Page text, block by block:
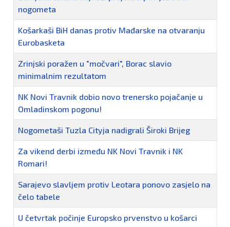
nogometa
Košarkaši BiH danas protiv Mađarske na otvaranju
Eurobasketa
Zrinjski poražen u "močvari", Borac slavio
minimalnim rezultatom
NK Novi Travnik dobio novo trenersko pojačanje u
Omladinskom pogonu!
Nogometaši Tuzla Cityja nadigrali Široki Brijeg
Za vikend derbi između NK Novi Travnik i NK
Romari!
Sarajevo slavljem protiv Leotara ponovo zasjelo na
čelo tabele
U četvrtak počinje Europsko prvenstvo u košarci